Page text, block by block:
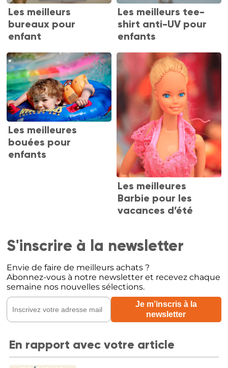
Les meilleurs
bureaux pour
enfant
Les meilleurs tee-
shirt anti-UV pour
enfants
Les meilleures
bouées pour
enfants
Les meilleures
Barbie pour les
vacances d’été
S'inscrire à la newsletter
Envie de faire de meilleurs achats ?
Abonnez-vous à notre newsletter et recevez chaque
semaine nos nouvelles sélections.
En rapport avec votre article